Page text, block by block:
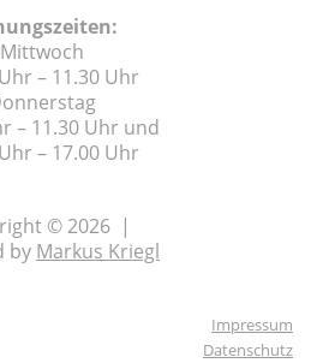
Mittwoch
– 11.30 Uhr
– 11.30 Uhr und
– 17.00 Uhr
© 2026 |
by Markus Kriegl
Impressum
Datenschutz